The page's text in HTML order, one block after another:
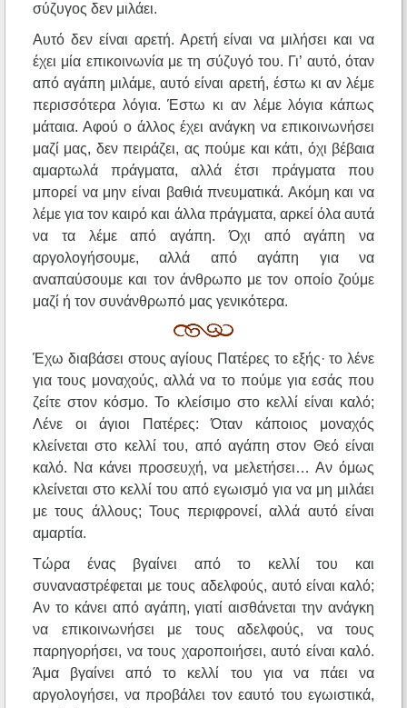
σύζυγος δεν μιλάει.
Αυτό δεν είναι αρετή. Αρετή είναι να μιλήσει και να
έχει μία επικοινωνία με τη σύζυγό του. Γι’ αυτό, όταν
από αγάπη μιλάμε, αυτό είναι αρετή, έστω κι αν λέμε
περισσότερα λόγια. Έστω κι αν λέμε λόγια κάπως
μάταια. Αφού ο άλλος έχει ανάγκη να επικοινωνήσει
μαζί μας, δεν πειράζει, ας πούμε και κάτι, όχι βέβαια
αμαρτωλά πράγματα, αλλά έτσι πράγματα που
μπορεί να μην είναι βαθιά πνευματικά. Ακόμη και να
λέμε για τον καιρό και άλλα πράγματα, αρκεί όλα αυτά
να τα λέμε από αγάπη. Όχι από αγάπη να
αργολογήσουμε, αλλά από αγάπη για να
αναπαύσουμε και τον άνθρωπο με τον οποίο ζούμε
μαζί ή τον συνάνθρωπό μας γενικότερα.
Έχω διαβάσει στους αγίους Πατέρες το εξής· το λένε
για τους μοναχούς, αλλά να το πούμε για εσάς που
ζείτε στον κόσμο. Το κλείσιμο στο κελλί είναι καλό;
Λένε οι άγιοι Πατέρες: Όταν κάποιος μοναχός
κλείνεται στο κελλί του, από αγάπη στον Θεό είναι
καλό. Να κάνει προσευχή, να μελετήσει… Αν όμως
κλείνεται στο κελλί του από εγωισμό για να μη μιλάει
με τους άλλους; Τους περιφρονεί, αλλά αυτό είναι
αμαρτία.
Τώρα ένας βγαίνει από το κελλί του και
συναναστρέφεται με τους αδελφούς, αυτό είναι καλό;
Αν το κάνει από αγάπη, γιατί αισθάνεται την ανάγκη
να επικοινωνήσει με τους αδελφούς, να τους
παρηγορήσει, να τους χαροποιήσει, αυτό είναι καλό.
Άμα βγαίνει από το κελλί του για να πάει να
αργολογήσει, να προβάλει τον εαυτό του εγωιστικά,